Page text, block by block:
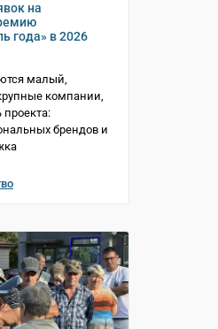
на
года» в 2026
малый,
компании,
брендов и